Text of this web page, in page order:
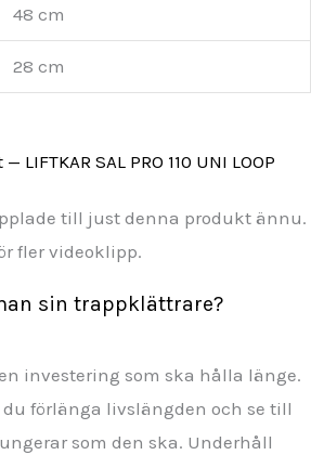
48 cm
28 cm
till just denna produkt ännu.
fler videoklipp.
sin trappklättrare?
investering som ska hålla länge.
förlänga livslängden och se till
som den ska. Underhåll